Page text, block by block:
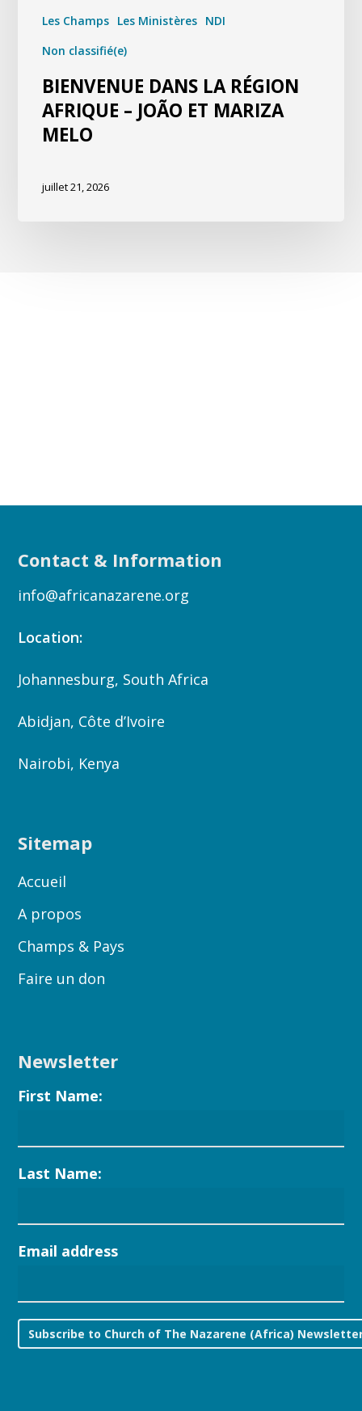
Les Champs Les Ministères NDI
Non classifié(e)
BIENVENUE DANS LA RÉGION
AFRIQUE – JOÃO ET MARIZA
MELO
juillet 21, 2026
Contact & Information
info@africanazarene.org
Location:
Johannesburg, South Africa
Abidjan, Côte d’Ivoire
Nairobi, Kenya
Sitemap
Accueil
A propos
Champs & Pays
Faire un don
Newsletter
First Name:
Last Name:
Email address